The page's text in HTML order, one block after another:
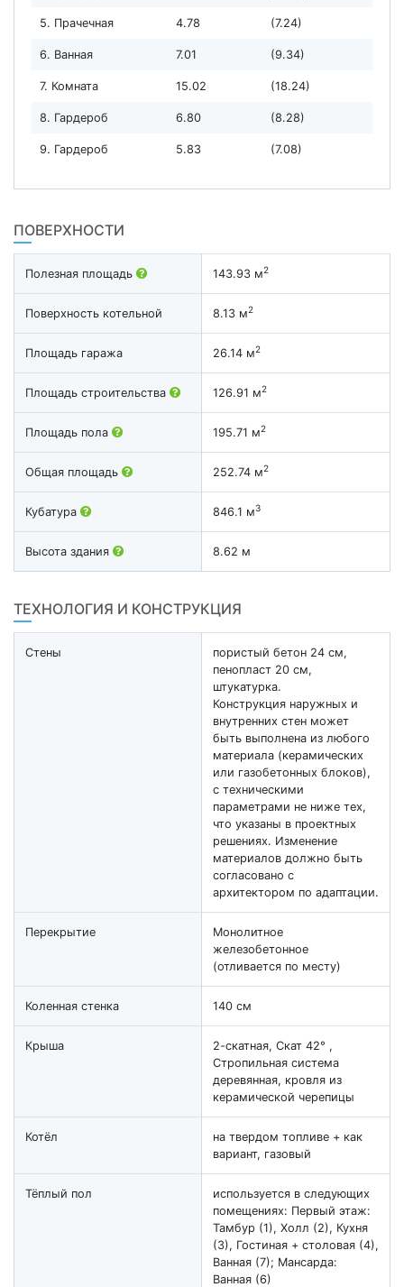
5. Прачечная 4.78 (7.24)
6. Ванная 7.01 (9.34)
7. Комната 15.02 (18.24)
8. Гардероб 6.80 (8.28)
9. Гардероб 5.83 (7.08)
ПОВЕРХНОСТИ
Полезная площадь 143.93 м2
Поверхность котельной 8.13 м2
Площадь гаража 26.14 м2
Площадь строительства 126.91 м2
Площадь пола 195.71 м2
Общая площадь 252.74 м2
Кубатура 846.1 м3
Высота здания 8.62 м
ТЕХНОЛОГИЯ И КОНСТРУКЦИЯ
Стены
пористый бетон 24 см,
пенопласт 20 см,
штукатурка.
Конструкция наружных и
внутренних стен может
быть выполнена из любого
материала (керамических
или газобетонных блоков),
с техническими
параметрами не ниже тех,
что указаны в проектных
решениях. Изменение
материалов должно быть
согласовано с
архитектором по адаптации.
Перекрытие
Монолитное
железобетонное
(отливается по месту)
Коленная стенка 140 см
Крыша
2-скатная, Скат 42° ,
Стропильная система
деревянная, кровля из
керамической черепицы
Котёл
на твердом топливе + как
вариант, газовый
Тёплый пол
используется в следующих
помещениях: Первый этаж:
Тамбур (1), Холл (2), Кухня
(3), Гостиная + столовая (4),
Ванная (7); Мансарда:
Ванная (6)